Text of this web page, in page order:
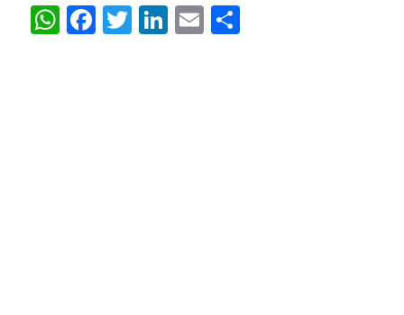
WhatsApp
Facebook
Twitter
LinkedIn
Email